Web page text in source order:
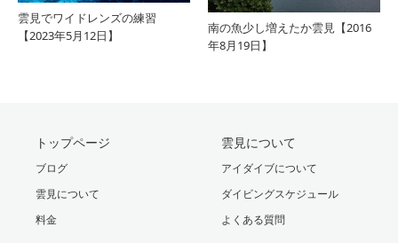
雲見でワイドレンズの練習
【2023年5月12日】
南の魚少し増えたか雲見【2016
年8月19日】
トップページ
ブログ
雲見について
料金
雲見について
アイダイブについて
ダイビングスケジュール
よくある質問